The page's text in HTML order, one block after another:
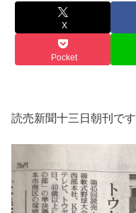
X
Pocket
読売新聞十三日朝刊です